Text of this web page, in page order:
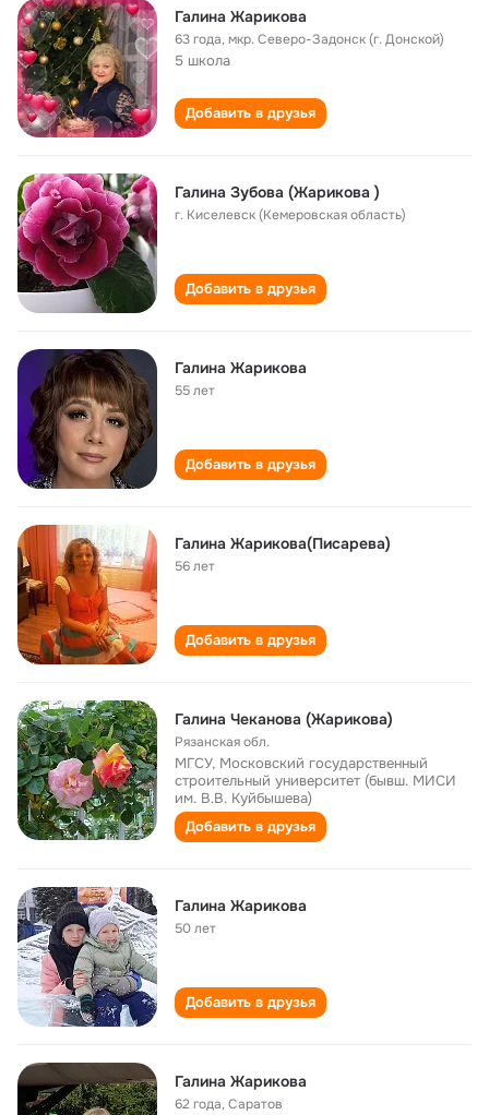
Галина Жарикова
63 года,мкр. Северо-Задонск (г. Донской)
5 школа
Добавить в друзья
Галина Зубова (Жарикова )
г. Киселевск (Кемеровская область)
Добавить в друзья
Галина Жарикова
55 лет
Добавить в друзья
Галина Жарикова(Писарева)
56 лет
Добавить в друзья
Галина Чеканова (Жарикова)
Рязанская обл.
МГСУ, Московский государственный
строительный университет (бывш. МИСИ
им. В.В. Куйбышева)
Добавить в друзья
Галина Жарикова
50 лет
Добавить в друзья
Галина Жарикова
62 года,Саратов